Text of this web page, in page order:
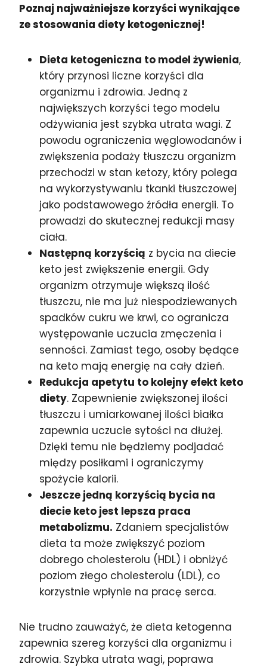
Poznaj najważniejsze korzyści wynikające
ze stosowania diety ketogenicznej!
Dieta ketogeniczna to model żywienia,
który przynosi liczne korzyści dla
organizmu i zdrowia. Jedną z
największych korzyści tego modelu
odżywiania jest szybka utrata wagi. Z
powodu ograniczenia węglowodanów i
zwiększenia podaży tłuszczu organizm
przechodzi w stan ketozy, który polega
na wykorzystywaniu tkanki tłuszczowej
jako podstawowego źródła energii. To
prowadzi do skutecznej redukcji masy
ciała.
Następną korzyścią z bycia na diecie
keto jest zwiększenie energii. Gdy
organizm otrzymuje większą ilość
tłuszczu, nie ma już niespodziewanych
spadków cukru we krwi, co ogranicza
występowanie uczucia zmęczenia i
senności. Zamiast tego, osoby będące
na keto mają energię na cały dzień.
Redukcja apetytu to kolejny efekt keto
diety. Zapewnienie zwiększonej ilości
tłuszczu i umiarkowanej ilości białka
zapewnia uczucie sytości na dłużej.
Dzięki temu nie będziemy podjadać
między posiłkami i ograniczymy
spożycie kalorii.
Jeszcze jedną korzyścią bycia na
diecie keto jest lepsza praca
metabolizmu. Zdaniem specjalistów
dieta ta może zwiększyć poziom
dobrego cholesterolu (HDL) i obniżyć
poziom złego cholesterolu (LDL), co
korzystnie wpłynie na pracę serca.
Nie trudno zauważyć, że dieta ketogenna
zapewnia szereg korzyści dla organizmu i
zdrowia. Szybka utrata wagi, poprawa